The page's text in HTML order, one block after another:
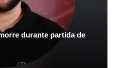
durante partida de